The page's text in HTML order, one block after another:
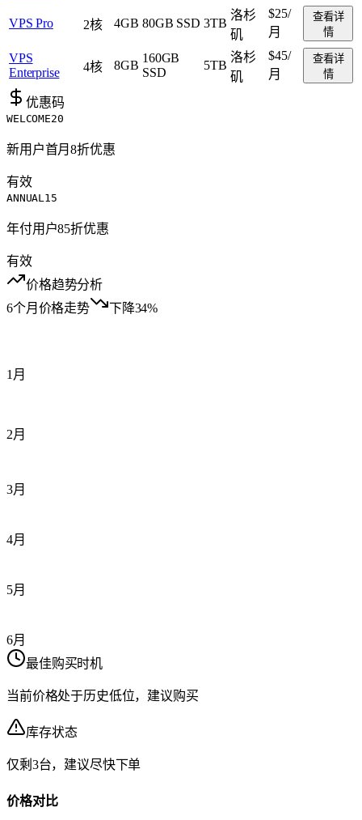
VPS Pro 2核 4GB 80GB SSD 3TB
洛杉
矶
$25/
月
查看详
情
VPS
Enterprise
4核 8GB
160GB
SSD
5TB
洛杉
矶
$45/
月
查看详
情
优惠码
WELCOME20
新用户首月8折优惠
有效
ANNUAL15
年付用户85折优惠
有效
价格趋势分析
6个月价格走势
下降34%
1月
2月
3月
4月
5月
6月
最佳购买时机
当前价格处于历史低位，建议购买
库存状态
仅剩3台，建议尽快下单
价格对比